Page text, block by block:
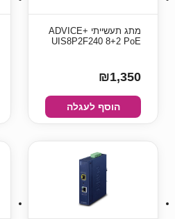
מתג תעשייתי +ADVICE
UIS8P2F240 8+2 PoE
₪1,350
הוסף לעגלה